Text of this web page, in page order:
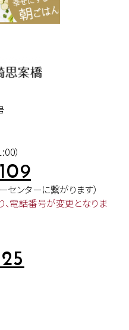
）
センターに繋がります）
電話番号が変更となりま